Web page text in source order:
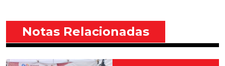
Notas Relacionadas